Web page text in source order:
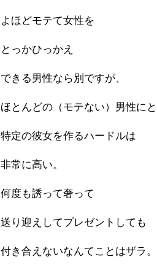
よほどモテて女性を
とっかひっかえ
できる男性なら別ですが、
ほとんどの（モテない）男性に
特定の彼女を作るハードルは
非常に高い。
何度も誘って奢って
送り迎えしてプレゼントしても
付き合えないなんてことはザラ。